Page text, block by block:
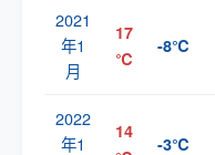
2021
年1
月
17
℃
-8℃
2022
年1
14
-3℃